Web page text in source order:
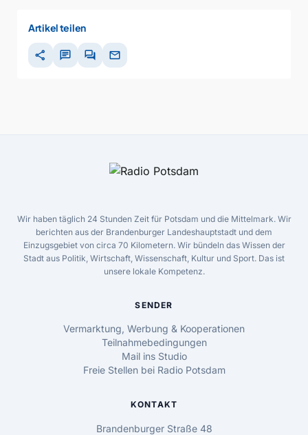
Artikel teilen
share chat forum mail
Wir haben täglich 24 Stunden Zeit für Potsdam und die Mittelmark. Wir
berichten aus der Brandenburger Landeshauptstadt und dem
Einzugsgebiet von circa 70 Kilometern. Wir bündeln das Wissen der
Stadt aus Politik, Wirtschaft, Wissenschaft, Kultur und Sport. Das ist
unsere lokale Kompetenz.
SENDER
Vermarktung, Werbung & Kooperationen
Teilnahmebedingungen
Mail ins Studio
Freie Stellen bei Radio Potsdam
KONTAKT
Brandenburger Straße 48